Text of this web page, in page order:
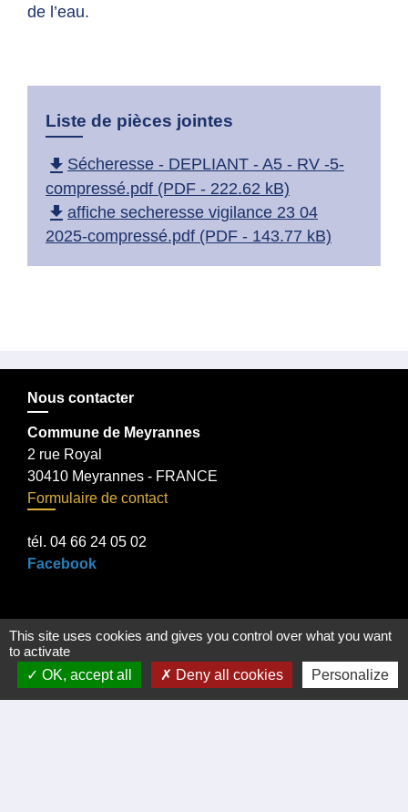
de l’eau.
Liste de pièces jointes
file_download Sécheresse - DEPLIANT - A5 - RV -5-
compressé.pdf (PDF - 222.62 kB)
file_download affiche secheresse vigilance 23 04
2025-compressé.pdf (PDF - 143.77 kB)
Nous contacter
Commune de Meyrannes
2 rue Royal
30410 Meyrannes - FRANCE
Formulaire de contact
tél. 04 66 24 05 02
Facebook
Liens
Certificat d'immatriculation
Régler facture d'eau par carte bancaire
This site uses cookies and gives you control over what you want
to activate
OK, accept all
Deny all cookies Personalize